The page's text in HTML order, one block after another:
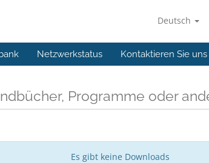
Deutsch
Netzwerkstatus Kontaktieren Sie uns
Programme oder
Es gibt keine Downloads